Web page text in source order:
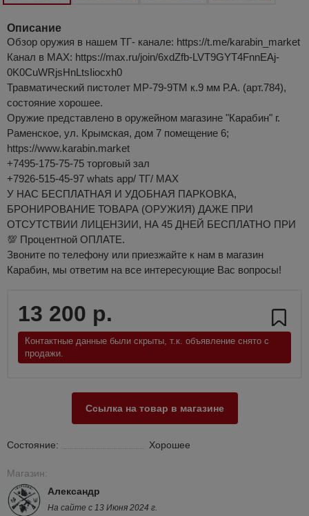
Описание
Обзор оружия в нашем ТГ- канале: https://t.me/karabin_market
Канал в МАХ: https://max.ru/join/6xdZfb-LVT9GYT4FnnEAj-
0K0CuWRjsHnLtsIiocxh0
Травматический пистолет МР-79-9ТМ к.9 мм Р.А. (арт.784),
состояние хорошее.
Оружие представлено в оружейном магазине "Карабин" г.
Раменское, ул. Крымская, дом 7 помещение 6;
https://www.karabin.market
+7495-175-75-75 торговый зал
+7926-515-45-97 whats app/ ТГ/ MAX
У НАС БЕСПЛАТНАЯ И УДОБНАЯ ПАРКОВКА,
БРОНИРОВАНИЕ ТОВАРА (ОРУЖИЯ) ДАЖЕ ПРИ
ОТСУТСТВИИ ЛИЦЕНЗИИ, НА 45 ДНЕЙ БЕСПЛАТНО ПРИ
💯 Процентной ОПЛАТЕ.
Звоните по телефону или приезжайте к нам в магазин
Карабин, мы ответим на все интересующие Вас вопросы!
13 200 р.
Контактные данные были скрыты, т.к. объявление снято с
продажи.
Ссылка на товар в магазине
Состояние: Хорошее
Магазин:
Александр
На сайте с 13 Июня 2024 г.